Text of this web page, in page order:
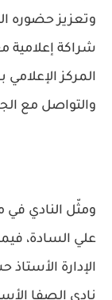
وتعزيز حضوره
شراكة
المركز الإعلامي
والتواصل مع
ومثّل النادي في
علي السادة،
الإدارة
نادي الصفا